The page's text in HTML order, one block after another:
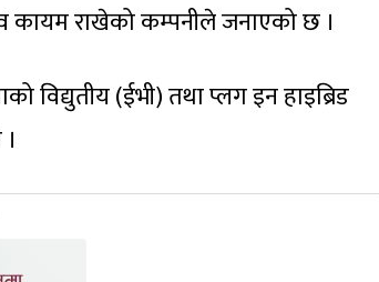
कायम राखेको कम्पनीले जनाएको छ ।
विद्युतीय (ईभी) तथा प्लग इन हाइब्रिड